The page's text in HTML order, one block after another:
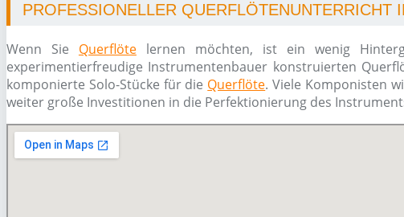
PROFESSIONELLER QUERFLÖTENUNTERRICHT
Wenn Sie Querflötelernen möchten, ist ein wenig
experimentierfreudige Instrumentenbauer konstruierten
komponierte Solo-Stücke für die Querflöte. Viele Komponisten
weiter große Investitionen in die Perfektionierung des